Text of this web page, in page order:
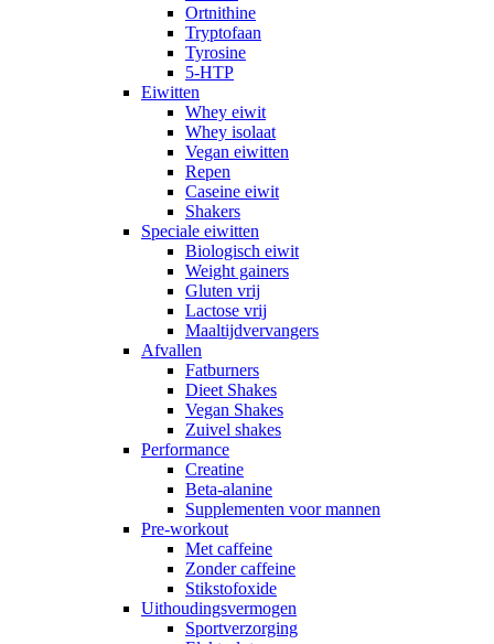
Ortnithine
Tryptofaan
Tyrosine
5-HTP
Eiwitten
Whey eiwit
Whey isolaat
Vegan eiwitten
Repen
Caseine eiwit
Shakers
Speciale eiwitten
Biologisch eiwit
Weight gainers
Gluten vrij
Lactose vrij
Maaltijdvervangers
Afvallen
Fatburners
Dieet Shakes
Vegan Shakes
Zuivel shakes
Performance
Creatine
Beta-alanine
Supplementen voor mannen
Pre-workout
Met caffeine
Zonder caffeine
Stikstofoxide
Uithoudingsvermogen
Sportverzorging